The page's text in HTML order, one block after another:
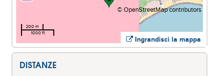
Ingrandisci la mappa
©OpenStreetMapcontributors
200 m
1000 ft
DISTANZE